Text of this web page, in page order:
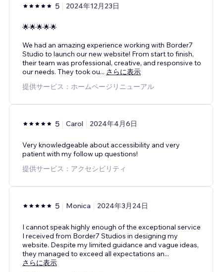
5 2024年12月23日
🌟🌟🌟🌟🌟
We had an amazing experience working with Border7
Studio to launch our new website! From start to finish,
their team was professional, creative, and responsive to
our needs. They took ou... さらに表示
提供サービス：ホームページリニューアル
5 Carol 2024年4月6日
Very knowledgeable about accessibility and very
patient with my follow up questions!
提供サービス：アクセシビリティ
5 Monica 2024年3月24日
I cannot speak highly enough of the exceptional service
I received from Border7 Studios in designing my
website. Despite my limited guidance and vague ideas,
they managed to exceed all expectations an...
さらに表示